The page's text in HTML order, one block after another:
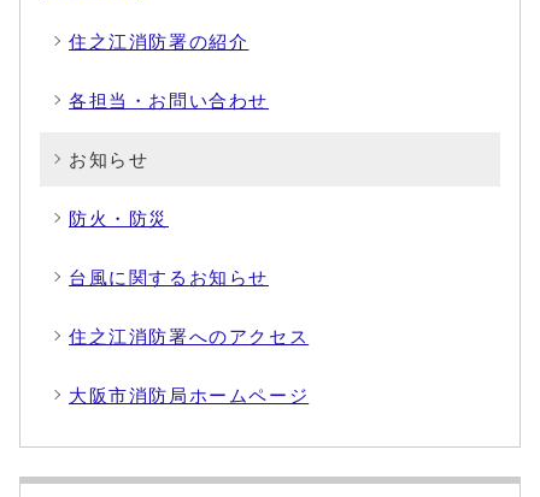
住之江消防署の紹介
各担当・お問い合わせ
お知らせ
防火・防災
台風に関するお知らせ
住之江消防署へのアクセス
大阪市消防局ホームページ